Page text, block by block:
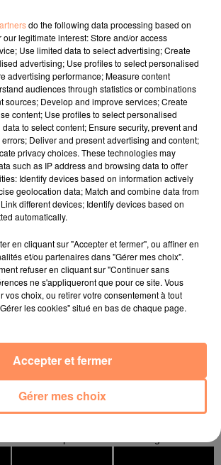
Taureau Gémeaux
do the following data processing based on
legitimate interest: Store and/or access
Use limited data to select advertising; Create
advertising; Use profiles to select personalised
advertising performance; Measure content
audiences through statistics or combinations
sources; Develop and improve services; Create
content; Use profiles to select personalised
to select content; Ensure security, prevent and
Deliver and present advertising and content;
privacy choices. These technologies may
such as IP address and browsing data to offer
Identify devices based on information actively
geolocation data; Match and combine data from
different devices; Identify devices based on
automatically.
en cliquant sur "Accepter et fermer", ou affiner en
et/ou partenaires dans "Gérer mes choix".
refuser en cliquant sur "Continuer sans
ne s'appliqueront que pour ce site. Vous
vos choix, ou retirer votre consentement à tout
les cookies" situé en bas de chaque page.
Gérer mes choix
Accepter et fermer